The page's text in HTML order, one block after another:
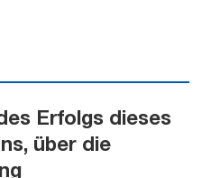
Erfolgs dieses
über die